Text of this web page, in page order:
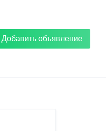
Добавить объявление